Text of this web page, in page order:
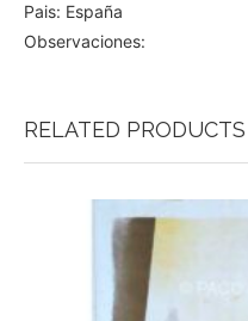
Pais: España
Observaciones:
RELATED PRODUCTS